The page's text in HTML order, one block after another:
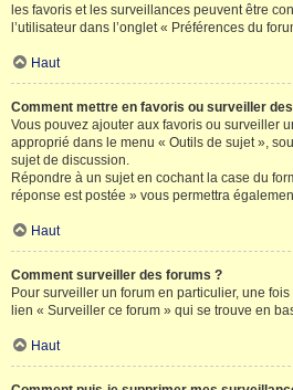
les favoris et les surveillances peuvent être
l’utilisateur dans l’onglet « Préférences du
Haut
Comment mettre en favoris ou surveiller
Vous pouvez ajouter aux favoris ou surveiller
approprié dans le menu « Outils de sujet »,
sujet de discussion.
Répondre à un sujet en cochant la case du
réponse est postée » vous permettra
Haut
Comment surveiller des forums ?
Pour surveiller un forum en particulier, une
lien « Surveiller ce forum » qui se trouve en
Haut